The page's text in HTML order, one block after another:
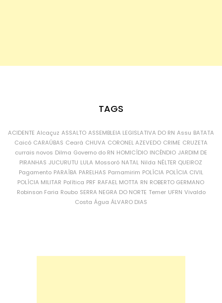
TAGS
ACIDENTE Alcaçuz ASSALTO ASSEMBLEIA LEGISLATIVA DO RN Assu BATATA
Caicó CARAÚBAS Ceará CHUVA CORONEL AZEVEDO CRIME CRUZETA
currais novos Dilma Governo do RN HOMICÍDIO INCÊNDIO JARDIM DE
PIRANHAS JUCURUTU LULA Mossoró NATAL Nilda NÉLTER QUEIROZ
Pagamento PARAÍBA PARELHAS Parnamirim POLÍCIA POLÍCIA CIVIL
POLÍCIA MILITAR Política PRF RAFAEL MOTTA RN ROBERTO GERMANO
Robinson Faria Roubo SERRA NEGRA DO NORTE Temer UFRN Vivaldo
Costa Água ÁLVARO DIAS